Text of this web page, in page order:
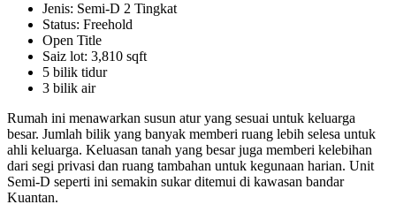
Jenis: Semi-D 2 Tingkat
Status: Freehold
Open Title
Saiz lot: 3,810 sqft
5 bilik tidur
3 bilik air
Rumah ini menawarkan susun atur yang sesuai untuk keluarga
besar. Jumlah bilik yang banyak memberi ruang lebih selesa untuk
ahli keluarga. Keluasan tanah yang besar juga memberi kelebihan
dari segi privasi dan ruang tambahan untuk kegunaan harian. Unit
Semi-D seperti ini semakin sukar ditemui di kawasan bandar
Kuantan.